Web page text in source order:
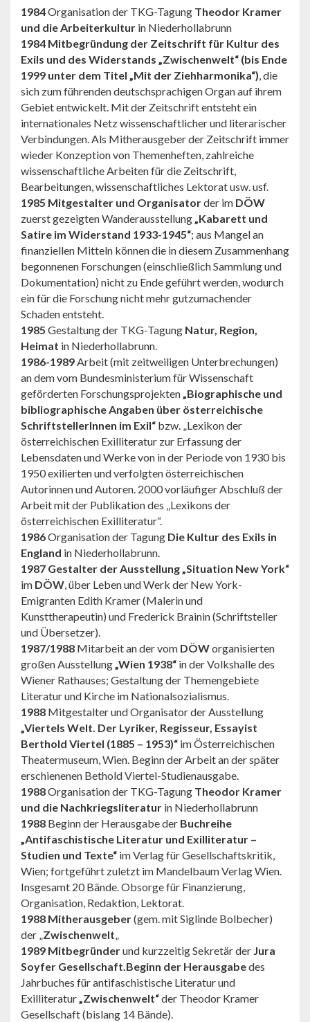
1984Organisation der TKG-Tagung Theodor Kramer
und die Arbeiterkultur in Niederhollabrunn
1984 Mitbegründung der Zeitschrift für Kultur des
Exils und des Widerstands „Zwischenwelt“ (bis Ende
1999 unter dem Titel „Mit der Ziehharmonika“) , die
sich zum führenden deutschsprachigen Organ auf ihrem
Gebiet entwickelt. Mit der Zeitschrift entsteht ein
internationales Netz wissenschaftlicher und literarischer
Verbindungen. Als Mitherausgeber der Zeitschrift immer
wieder Konzeption von Themenheften, zahlreiche
wissenschaftliche Arbeiten für die Zeitschrift,
Bearbeitungen, wissenschaftliches Lektorat usw. usf.
1985 Mitgestalter und Organisatorder im DÖW
zuerst gezeigten Wanderausstellung „Kabarett und
Satire im Widerstand 1933-1945“; aus Mangel an
finanziellen Mitteln können die in diesem Zusammenhang
begonnenen Forschungen (einschließlich Sammlung und
Dokumentation) nicht zu Ende geführt werden, wodurch
ein für die Forschung nicht mehr gutzumachender
Schaden entsteht.
1985 Gestaltung der TKG-Tagung Natur, Region,
Heimat in Niederholl­abrunn.
1986-1989 Arbeit (mit zeitweiligen Unterbrechungen)
an dem vom Bundesministerium für Wissenschaft
geförderten Forschungsprojekten „Biographische und
bibliographische Angaben über österreichische
SchriftstellerInnen im Exil“ bzw. „Lexikon der
österreichischen Exilliteratur zur Erfassung der
Lebensdaten und Werke von in der Periode von 1930 bis
1950 exilierten und verfolgten österreichischen
Autorinnen und Autoren. 2000 vorläufiger Abschluß der
Arbeit mit der Publikation des „Lexikons der
österreichischen Exilliteratur“.
1986Organisation der Tagung Die Kultur des Exils in
England in Niederhollabrunn.
1987 Gestalter der Ausstellung „Situation New York“
im DÖW , über Leben und Werk der New York-
Emigranten Edith Kramer (Malerin und
Kunsttherapeutin) und Frederick Brainin (Schriftsteller
und Übersetzer).
1987/1988 Mitarbeit an der vom DÖWorganisierten
großen Ausstellung „Wien 1938“ in der Volkshalle des
Wiener Rathauses; Gestaltung der Themengebiete
Literatur und Kirche im Nationalsozialismus.
1988 Mitgestalter und Organisator der Ausstellung
„Viertels Welt. Der Lyriker, Regisseur, Essayist
Berthold Viertel (1885 – 1953)“ im Österreichischen
Theatermuseum, Wien. Beginn der Arbeit an der später
erschienenen Bethold Viertel-Studienausgabe.
1988Organisation der TKG-Tagung Theodor Kramer
und die Nachkriegsliteratur in Niederhollabrunn
1988 Beginn der Herausgabe der Buchreihe
„Antifaschistische Literatur und Exilliteratur –
Studien und Texte“ im Verlag für Gesellschaftskritik,
Wien; fortgeführt zuletzt im Mandelbaum Verlag Wien.
Insgesamt 20 Bände. Obsorge für Finanzierung,
Organisation, Redaktion, Lektorat.
1988 Mitherausgeber(gem. mit Siglinde Bolbecher)
der „ Zwischenwelt
1989 Mitbegründerund kurzzeitig Sekretär der Jura
Soyfer Gesellschaft. Beginn der Herausgabedes
Jahrbuches für antifaschistische Literatur und
Exilliteratur „Zwischenwelt“der Theodor Kramer
Gesellschaft (bislang 14 Bände).